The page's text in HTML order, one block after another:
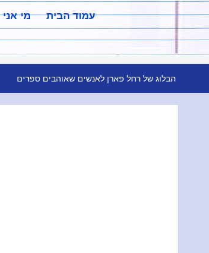
מי אני עמוד הבית
הבלוג של רחל פארן לאנשים שאוהבים ספרים